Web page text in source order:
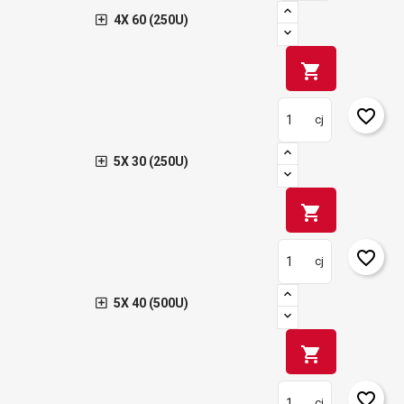
4X 60 (250U)
shopping_cart
5X 30 (250U)
cj
shopping_cart
favorite_border
5X 40 (500U)
cj
shopping_cart
favorite_border
favorite_border